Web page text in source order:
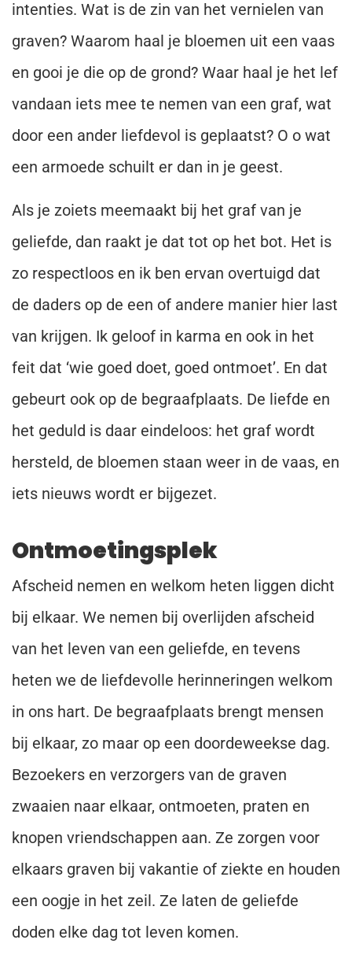
intenties. Wat is de zin van het vernielen van
graven? Waarom haal je bloemen uit een vaas
en gooi je die op de grond? Waar haal je het lef
vandaan iets mee te nemen van een graf, wat
door een ander liefdevol is geplaatst? O o wat
een armoede schuilt er dan in je geest.
Als je zoiets meemaakt bij het graf van je
geliefde, dan raakt je dat tot op het bot. Het is
zo respectloos en ik ben ervan overtuigd dat
de daders op de een of andere manier hier last
van krijgen. Ik geloof in karma en ook in het
feit dat ‘wie goed doet, goed ontmoet’. En dat
gebeurt ook op de begraafplaats. De liefde en
het geduld is daar eindeloos: het graf wordt
hersteld, de bloemen staan weer in de vaas, en
iets nieuws wordt er bijgezet.
Ontmoetingsplek
Afscheid nemen en welkom heten liggen dicht
bij elkaar. We nemen bij overlijden afscheid
van het leven van een geliefde, en tevens
heten we de liefdevolle herinneringen welkom
in ons hart. De begraafplaats brengt mensen
bij elkaar, zo maar op een doordeweekse dag.
Bezoekers en verzorgers van de graven
zwaaien naar elkaar, ontmoeten, praten en
knopen vriendschappen aan. Ze zorgen voor
elkaars graven bij vakantie of ziekte en houden
een oogje in het zeil. Ze laten de geliefde
doden elke dag tot leven komen.